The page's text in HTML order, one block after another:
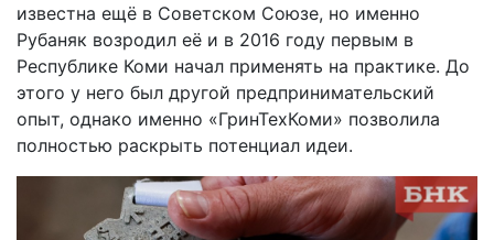
известна ещё в Советском Союзе, но именно
Рубаняк возродил её и в 2016 году первым в
Республике Коми начал применять на практике. До
этого у него был другой предпринимательский
опыт, однако именно «ГринТехКоми» позволила
полностью раскрыть потенциал идеи.